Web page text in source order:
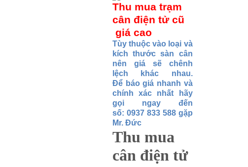
Thu mua trạm
cân điện tử cũ
giá cao
Tùy thuộc vào loại và
kích thước sàn cân
nên giá sẽchênh
ệch khác nhau.
Để báo giá nhanh và
chính xác nhất hãy
gọi ngay đến
số: 0937 833 588 gặp
Mr. Đức
Thu mua
cân điện tử